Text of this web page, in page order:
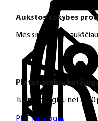
Aukštos kokybės
Mes siūlome tik
Platus prekių
Turime daugiau nei
PDF katalogas